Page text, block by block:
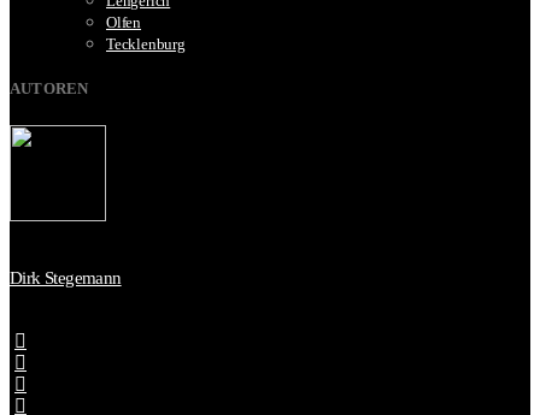
Olfen
Tecklenburg
AUTOREN
Dirk Stegemann